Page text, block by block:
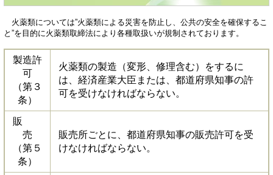
火薬類については”火薬類による災害を防止し、公共の安全を確保するこ
と”を目的に火薬類取締法により各種取扱いが規制されております。
製造許
可
（第３
条）
火薬類の製造（変形、修理含む）をするに
は、経済産業大臣または、都道府県知事の許
可を受けなければならない。
販
売
（第５
条）
販売所ごとに、都道府県知事の販売許可を受
けなければならない。